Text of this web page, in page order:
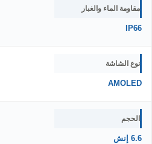
مقاومة الماء والغبار
IP66
نوع الشاشة
AMOLED
الحجم
6.6 إنش